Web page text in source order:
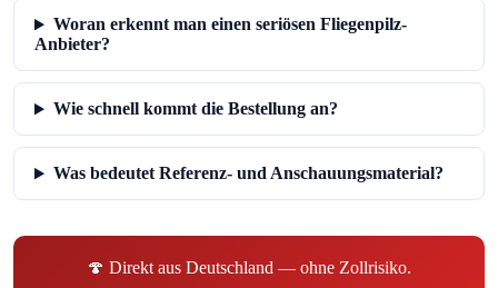
Woran erkennt man einen seriösen Fliegenpilz-
Anbieter?
Wie schnell kommt die Bestellung an?
Was bedeutet Referenz- und Anschauungsmaterial?
🍄 Direkt aus Deutschland — ohne Zollrisiko.